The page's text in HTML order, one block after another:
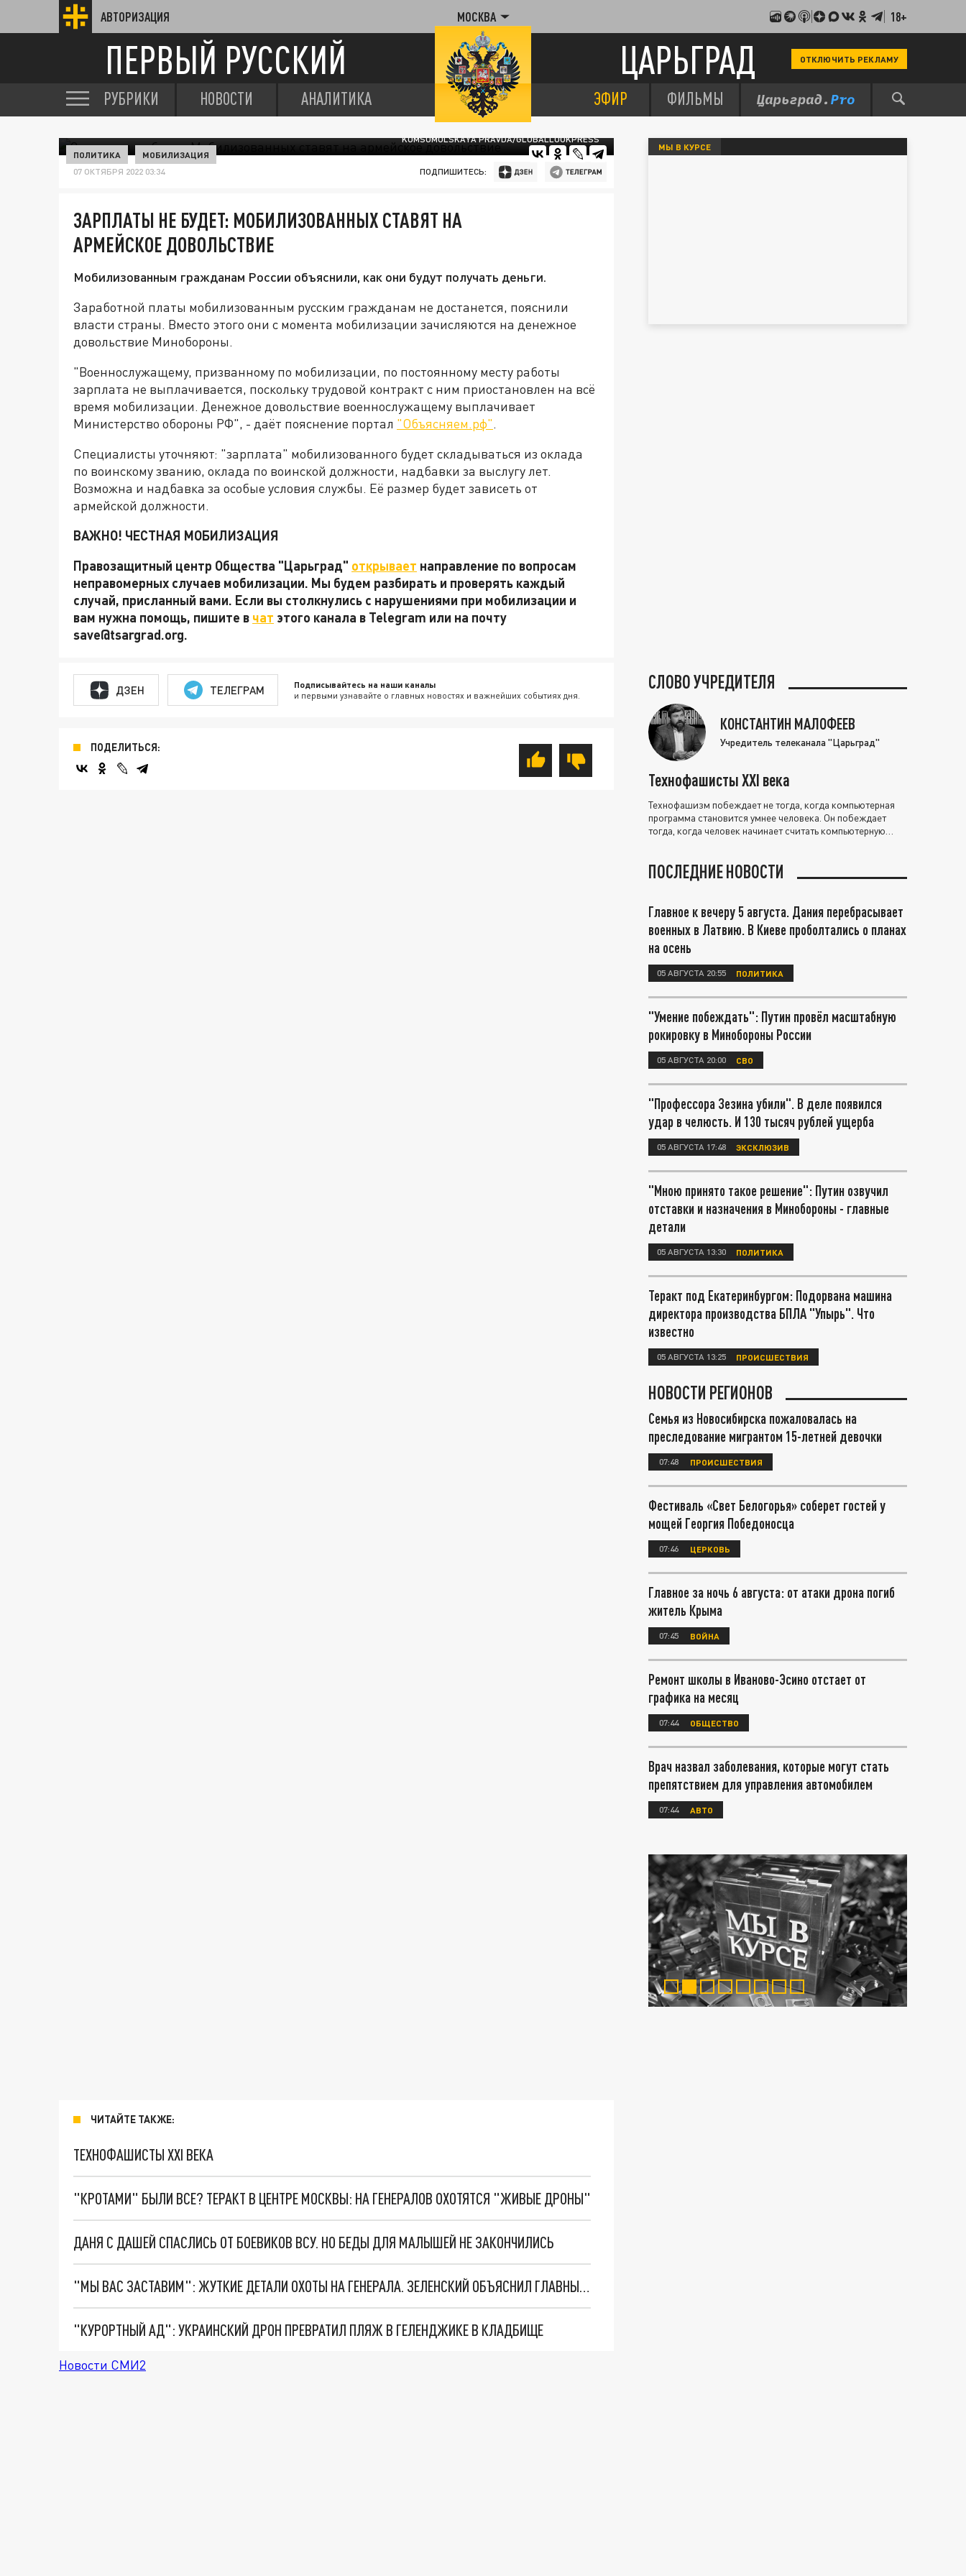
АВТОРИЗАЦИЯ МОСКВА 18+
ПЕРВЫЙ РУССКИЙ ЦАРЬГРАД ОТКЛЮЧИТЬ РЕКЛАМУ
РУБРИКИ НОВОСТИ АНАЛИТИКА ЭФИР ФИЛЬМЫ
KOMSOMOLSKAYA PRAVDA/GLOBALLOOKPRESS
ПОЛИТИКА МОБИЛИЗАЦИЯ
07 ОКТЯБРЯ 2022 03:34 ПОДПИШИТЕСЬ:
ЗАРПЛАТЫ НЕ БУДЕТ: МОБИЛИЗОВАННЫХ СТАВЯТ НА
АРМЕЙСКОЕ ДОВОЛЬСТВИЕ
Мобилизованным гражданам России объяснили, как они будут получать деньги.
Заработной платы мобилизованным русским гражданам не достанется, пояснили
власти страны. Вместо этого они с момента мобилизации зачисляются на денежное
довольствие Минобороны.
"Военнослужащему, призванному по мобилизации, по постоянному месту работы
зарплата не выплачивается, поскольку трудовой контракт с ним приостановлен на всё
время мобилизации. Денежное довольствие военнослужащему выплачивает
Министерство обороны РФ", - даёт пояснение портал "Объясняем.рф".
Специалисты уточняют: "зарплата" мобилизованного будет складываться из оклада
по воинскому званию, оклада по воинской должности, надбавки за выслугу лет.
Возможна и надбавка за особые условия службы. Её размер будет зависеть от
армейской должности.
ВАЖНО! ЧЕСТНАЯ МОБИЛИЗАЦИЯ
Правозащитный центр Общества "Царьград" открывает направление по вопросам
неправомерных случаев мобилизации. Мы будем разбирать и проверять каждый
случай, присланный вами. Если вы столкнулись с нарушениями при мобилизации и
вам нужна помощь, пишите в чат этого канала в Telegram или на почту
save@tsargrad.org.
ДЗЕН ТЕЛЕГРАМ Подписывайтесь на наши каналы
и первыми узнавайте о главных новостях и важнейших событиях дня.
ПОДЕЛИТЬСЯ:
ЧИТАЙТЕ ТАКЖЕ:
ТЕХНОФАШИСТЫ XXI ВЕКА
"КРОТАМИ" БЫЛИ ВСЕ? ТЕРАКТ В ЦЕНТРЕ МОСКВЫ: НА ГЕНЕРАЛОВ ОХОТЯТСЯ "ЖИВЫЕ ДРОНЫ"
ДАНЯ С ДАШЕЙ СПАСЛИСЬ ОТ БОЕВИКОВ ВСУ. НО БЕДЫ ДЛЯ МАЛЫШЕЙ НЕ ЗАКОНЧИЛИСЬ
"МЫ ВАС ЗАСТАВИМ": ЖУТКИЕ ДЕТАЛИ ОХОТЫ НА ГЕНЕРАЛА. ЗЕЛЕНСКИЙ ОБЪЯСНИЛ ГЛАВНЫЙ СМЫСЛ ТЕРАКТА В ЦЕНТРЕ МОСКВЫ
"КУРОРТНЫЙ АД": УКРАИНСКИЙ ДРОН ПРЕВРАТИЛ ПЛЯЖ В ГЕЛЕНДЖИКЕ В КЛАДБИЩЕ
Новости СМИ2
МЫ В КУРСЕ
СЛОВО УЧРЕДИТЕЛЯ
КОНСТАНТИН МАЛОФЕЕВ
Учредитель телеканала "Царьград"
Технофашисты XXI века
Технофашизм побеждает не тогда, когда компьютерная
программа становится умнее человека. Он побеждает
тогда, когда человек начинает считать компьютерную
ПОСЛЕДНИЕ НОВОСТИ
Главное к вечеру 5 августа. Дания перебрасывает
военных в Латвию. В Киеве проболтались о планах
на осень
05 АВГУСТА 20:55 ПОЛИТИКА
"Умение побеждать": Путин провёл масштабную
рокировку в Минобороны России
05 АВГУСТА 20:00 СВО
"Профессора Зезина убили". В деле появился
удар в челюсть. И 130 тысяч рублей ущерба
05 АВГУСТА 17:48 ЭКСКЛЮЗИВ
"Мною принято такое решение": Путин озвучил
отставки и назначения в Минобороны - главные
детали
05 АВГУСТА 13:30 ПОЛИТИКА
Теракт под Екатеринбургом: Подорвана машина
директора производства БПЛА "Упырь". Что
известно
05 АВГУСТА 13:25 ПРОИСШЕСТВИЯ
НОВОСТИ РЕГИОНОВ
Семья из Новосибирска пожаловалась на
преследование мигрантом 15-летней девочки
07:48 ПРОИСШЕСТВИЯ
Фестиваль «Свет Белогорья» соберет гостей у
мощей Георгия Победоносца
07:46 ЦЕРКОВЬ
Главное за ночь 6 августа: от атаки дрона погиб
житель Крыма
07:45 ВОЙНА
Ремонт школы в Иваново-Эсино отстает от
графика на месяц
07:44 ОБЩЕСТВО
Врач назвал заболевания, которые могут стать
препятствием для управления автомобилем
07:44 АВТО